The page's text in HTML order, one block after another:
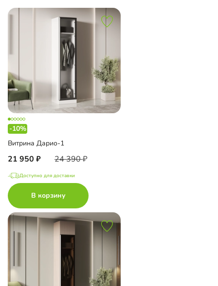
-10%
Витрина Дарио-1
21 950 24 390
Доступно для доставки
В корзину